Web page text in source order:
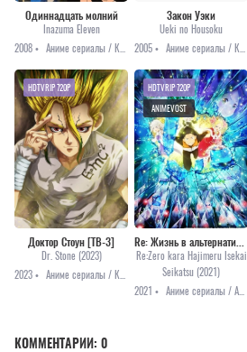
Одиннадцать молний
Inazuma Eleven
2008 •
Закон Уэки
Ueki no Housoku
2005 •
Доктор Стоун [ТВ-3]
Dr. Stone (2023)
2023 •
Аниме сериалы / Комедия / Приключения / Сёнэн / Фантастика / Анонсы
HDTVRIP 720P
Re:Zero kara Hajimeru Isekai
Seikatsu (2021)
2021 •
Аниме сериалы / Аниме 2021 / Драма / Триллер / Фэнтези
HDTVRIP 720P
ANIMEVOST
КОММЕНТАРИИ: 0